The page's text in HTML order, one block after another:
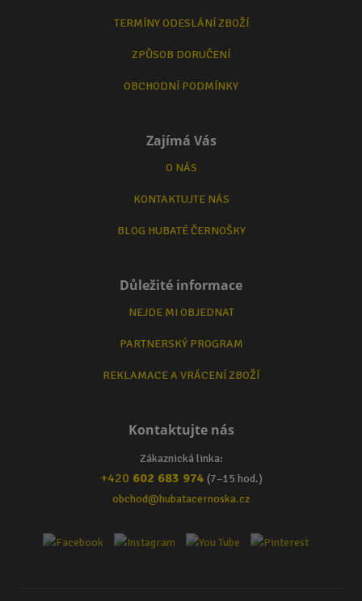
TERMÍNY ODESLÁNÍ ZBOŽÍ
ZPŮSOB DORUČENÍ
OBCHODNÍ PODMÍNKY
Zajímá Vás
O NÁS
KONTAKTUJTE NÁS
BLOG HUBATÉ ČERNOŠKY
Důležité informace
NEJDE MI OBJEDNAT
PARTNERSKÝ PROGRAM
REKLAMACE A VRÁCENÍ ZBOŽÍ
Kontaktujte nás
Zákaznická linka:
+420 602 683 974 (7–15 hod.)
obchod@hubatacernoska.cz